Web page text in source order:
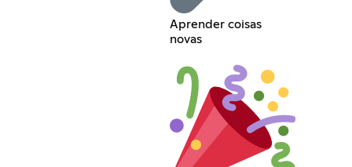
Aprender coisas
novas